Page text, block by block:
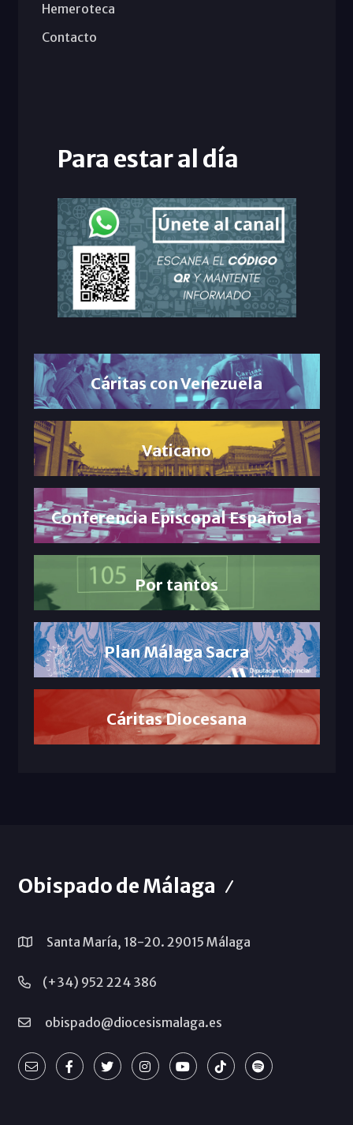
Hemeroteca
Contacto
Para estar al día
Cáritas con Venezuela
Vaticano
Conferencia Episcopal Española
Por tantos
Plan Málaga Sacra
Cáritas Diocesana
Obispado de Málaga
Santa María, 18-20. 29015 Málaga
(+34) 952 224 386
obispado@diocesismalaga.es